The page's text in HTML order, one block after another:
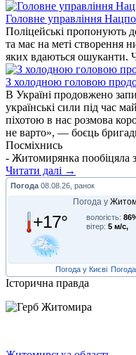
Головне управління
Поліцейські пропонують
та має на меті створення
яких вдаються ошуканти.
З холодною головою
В Україні продовжено
українські сили під час
піхотою в нас розмова
не варто», — боєць
Посміхнись
- Житомирянка пообіцяла
Читати далі →
Погода 08.08.26, ранок
Погода у
+17° вологість:
вітер: 5 м/с,
Погода у Києві
Історична правда